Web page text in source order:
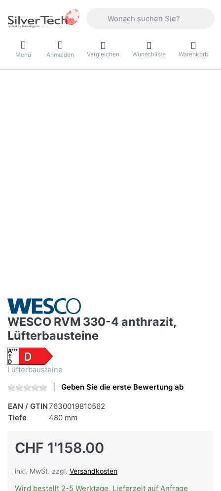
Menü Anmelden Vergleichen Wunschliste Warenkorb
WESCO RVM 330-4 anthrazit,
Lüfterbausteine
Lüfterbausteine
Geben Sie die erste Bewertung ab
EAN / GTIN7630019810562
Tiefe
480 mm
CHF 1'158.00
inkl. MwSt. zzgl. Versandkosten
Wird bestellt 2-5 Werktage, Lieferzeit auf Anfrage